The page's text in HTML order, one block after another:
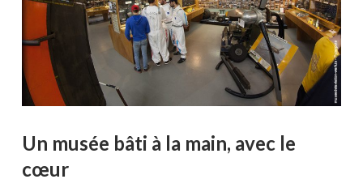
Un musée bâti à la main, avec le
cœur